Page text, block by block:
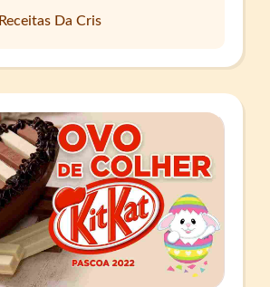
Receitas Da Cris